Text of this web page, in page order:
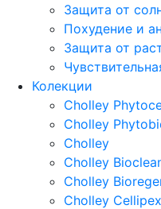
Защита от
Похудение и
Защита от
Колекции
Cholley
Cholley
Cholley
Cholley
Cholley
Cholley Cellipex